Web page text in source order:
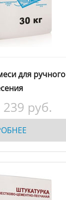
для ручного
239 руб.